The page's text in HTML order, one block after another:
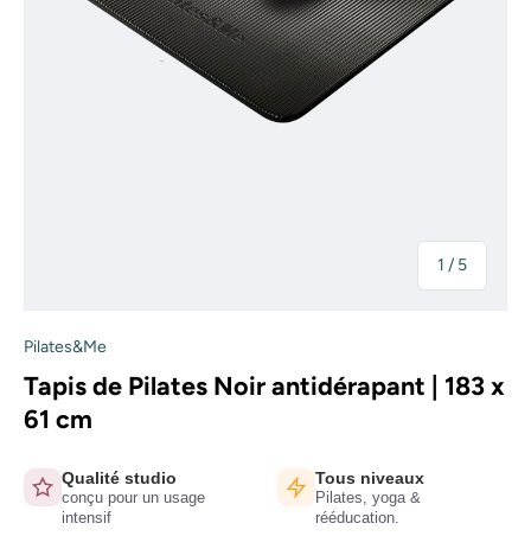
1 / de
5
Pilates&Me
Tapis de Pilates Noir antidérapant | 183 x
61 cm
Qualité studio
conçu pour un usage
intensif
Tous niveaux
Pilates, yoga &
rééducation.